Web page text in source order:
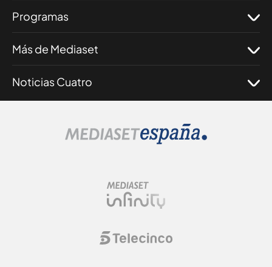
Programas
Más de Mediaset
Noticias Cuatro